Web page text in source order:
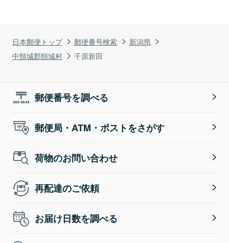
日本郵便トップ 郵便番号検索
新潟県
中頸城郡頸城村
千原新田
郵便番号を調べる
郵便局・ATM・ポストをさがす
荷物のお問い合わせ
再配達のご依頼
お届け日数を調べる